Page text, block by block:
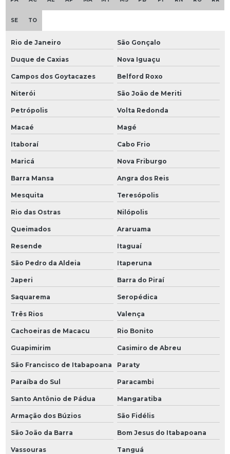
SE TO
Rio de Janeiro São Gonçalo
Duque de Caxias Nova Iguaçu
Campos dos Goytacazes Belford Roxo
Niterói São João de Meriti
Petrópolis Volta Redonda
Macaé Magé
Itaboraí Cabo Frio
Maricá Nova Friburgo
Barra Mansa Angra dos Reis
Mesquita Teresópolis
Rio das Ostras Nilópolis
Queimados Araruama
Resende Itaguaí
São Pedro da Aldeia Itaperuna
Japeri Barra do Piraí
Saquarema Seropédica
Três Rios Valença
Cachoeiras de Macacu Rio Bonito
Guapimirim Casimiro de Abreu
São Francisco de Itabapoana Paraty
Paraíba do Sul Paracambi
Santo Antônio de Pádua Mangaratiba
Armação dos Búzios São Fidélis
São João da Barra Bom Jesus do Itabapoana
Vassouras Tanguá